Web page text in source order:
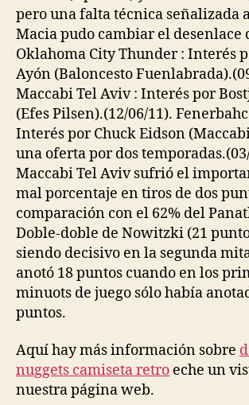
pero una falta técnica señalizada
Macia pudo cambiar el desenlace
Oklahoma City Thunder : Interés
Ayón (Baloncesto
Maccabi Tel Aviv : Interés por
(Efes Pilsen).(12/06/11).
Interés por Chuck Eidson
una oferta por dos
Maccabi Tel Aviv sufrió el
mal porcentaje en tiros de dos
comparación con el 62% del
Doble-doble de Nowitzki (21
siendo decisivo en la segunda
anotó 18 puntos cuando en los
minuots de juego sólo había
puntos.
Aquí hay más información sobre
nuggets camiseta retro eche un
nuestra página web.